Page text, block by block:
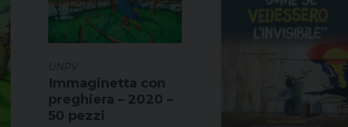
UNPV
Immaginetta con
preghiera – 2020 –
50 pezzi